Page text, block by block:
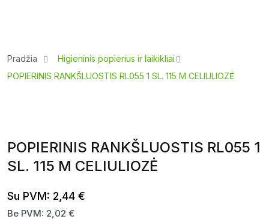
Pradžia
Higieninis popierius ir laikikliai
POPIERINIS RANKŠLUOSTIS RL055 1 SL. 115 M CELIULIOZĖ
POPIERINIS RANKŠLUOSTIS RL055 1
SL. 115 M CELIULIOZĖ
Su PVM: 2,44 €
Be PVM: 2,02 €